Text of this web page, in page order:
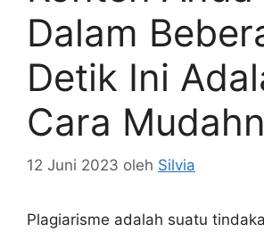
Dalam
Detik Ini
Cara
12 Juni 2023 oleh Silvia
Plagiarisme adalah suatu